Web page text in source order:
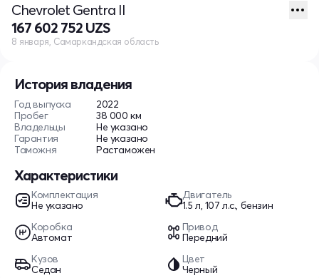
История владения
Год выпуска
2022
Пробег
38 000 км
Владельцы
Не указано
Гарантия
Не указано
Таможня
Растаможен
Характеристики
Комплектация
Не указано
Двигатель
1.5 л, 107 л.с., бензин
Коробка
Автомат
Привод
Передний
Кузов
Седан
Цвет
Черный
Chevrolet Gentra II
167 602 752 UZS
8 января, Самаркандская область